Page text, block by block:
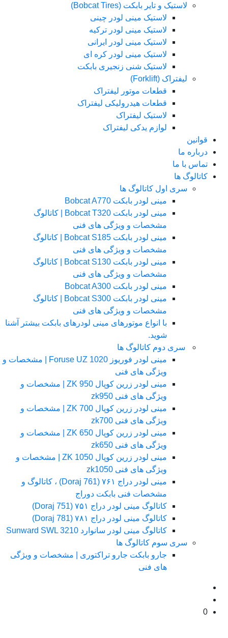
لاستیک و تایر بابکت (Bobcat Tires)
لاستیک مینی لودر چینی
لاستیک مینی لودر ترکیه
لاستیک مینی لودر ایرانی
لاستیک مینی لودر کره ای
لاستیک شنی زنجیری بابکت
لیفتراک (Forklift)
قطعات موتور لیفتراک
قطعات هیدرولیکی لیفتراک
لاستیک لیفتراک
لوازم یدکی لیفتراک
قوانین
درباره ما
تماس با ما
کاتالوگ ها
سری اول کاتالوگ ها
مینی لودر بابکت Bobcat A770
مینی لودر بابکت Bobcat T320 | کاتالوگ
مشخصات و ویژگی های فنی
مینی لودر بابکت Bobcat S185 | کاتالوگ
مشخصات و ویژگی های فنی
مینی لودر بابکت Bobcat S130 | کاتالوگ
مشخصات و ویژگی های فنی
مینی لودر بابکت Bobcat A300
مینی لودر بابکت Bobcat S300 | کاتالوگ
مشخصات و ویژگی های فنی
با انواع موتورهای مینی لودرهای بابکت بیشتر آشنا
شوید.
سری دوم کاتالوگ ها
مینی لودر فوریوز Foruse UZ 1020 | مشخصات و
ویژگی های فنی
مینی لودر زرین کوپال ZK 950 | مشخصات و
ویژگی های فنی zk950
مینی لودر زرین کوپال ZK 700 | مشخصات و
ویژگی های فنی zk700
مینی لودر زرین کوپال ZK 650 | مشخصات و
ویژگی های فنی zk650
مینی لودر زرین کوپال ZK 1050 | مشخصات و
ویژگی های فنی zk1050
مینی لودر دراج ۷۶۱ (Doraj 761) ، کاتالوگ و
مشخصات فنی بابکت دوراج
کاتالوگ مینی لودر دراج ۷۵۱ (Doraj 751)
کاتالوگ مینی لودر دراج ۷۸۱ (Doraj 781)
کاتالوگ مینی لودر سانوارد Sunward SWL 3210
سری سوم کاتالوگ ها
جارو بابکت جارو تراکتوری | مشخصات و ویژگی
های فنی